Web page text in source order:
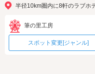
半径10km圏内に8軒のラブホ
筆の里工房
スポット変更[ジャンル]